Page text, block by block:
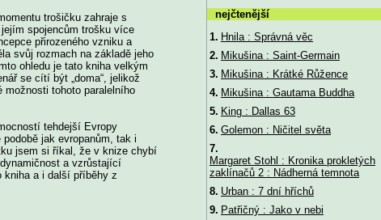
trošičku zahraje s
spojencům trošku více
přirozeného vzniku a
svůj rozmach na základě jeho
ohledu je tato kniha velkým
se cítí být „doma“, jelikož
možnosti tohoto paralelního
tehdejší Evropy
jak evropanům, tak i
jsem si říkal, že v knize chybí
a vzrůstající
kniha a i další příběhy z
nejčtenější
1. Hnila : Správná věc
2. Mikušina : Saint-Germain
3. Mikušina : Krátké Růžence
4. Mikušina : Gautama Buddha
5. King : Dallas 63
6. Golemon : Ničitel světa
7.
Margaret Stohl : Kronika prokletých
zaklínačů 2 : Nádherná temnota
8. Urban : 7 dní hříchů
9. Patřičný : Jako v nebi